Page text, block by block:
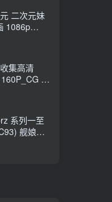
二次元妹
1086p
集高清
原
系列一至
舰娘